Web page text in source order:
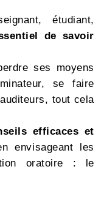
étudiant,
de savoir
ses moyens
se faire
tout cela
efficaces et
envisageant les
oratoire : le